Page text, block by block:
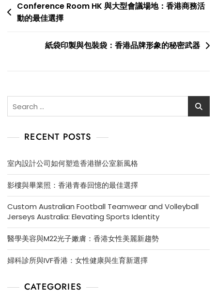
Post
navigation
Conference Room HK 與大型會議場地：香港商務活
動的最佳選擇
紙袋印製與包裝袋：香港品牌形象的秘密武器
Search
RECENT POSTS
室內設計公司如何塑造香港辦公室新風格
影樓與畢業照：香港青春回憶的最佳選擇
Custom Australian Football Teamwear and Volleyball
Jerseys Australia: Elevating Sports Identity
醫學美容與M22光子嫩膚：香港女性美麗新趨勢
婦科診所與IVF香港：女性健康與生育新選擇
CATEGORIES